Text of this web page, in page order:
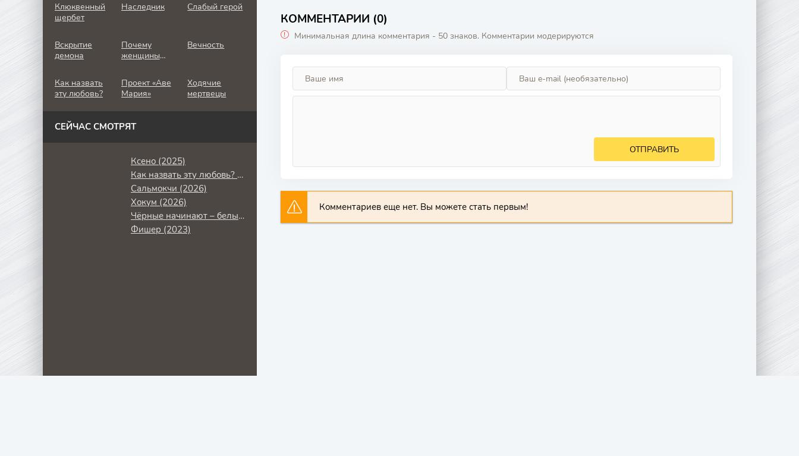
КОММЕНТАРИИ (0)
Минимальная длина комментария - 50 знаков. Комментарии модерируются
ОТПРАВИТЬ
Комментариев еще нет. Вы можете стать первым!
Клюквенный
щербет
Наследник Слабый герой
Вскрытие
демона
Почему
женщины
Вечность
Как назвать
эту любовь?
Проект «Аве
Мария»
Ходячие
мертвецы
СЕЙЧАС СМОТРЯТ
Ксено (2025)
Как назвать эту любовь? (2011)
Сальмокчи (2026)
Хокум (2026)
Чёрные начинают – белые выигрывают (2024)
Фишер (2023)